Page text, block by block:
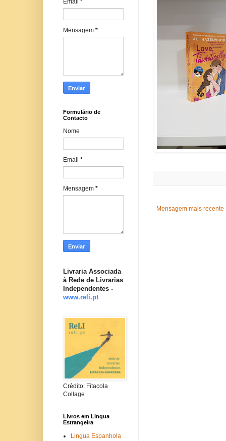
Mensagem mais recente
Email *
Mensagem *
Formulário de
Contacto
Nome
Email *
Mensagem *
Livraria Associada
à Rede de Livrarias
Independentes -
www.reli.pt
Crédito: Fitacola
Collage
Livros em Lingua
Estrangeira
Lingua Espanhola